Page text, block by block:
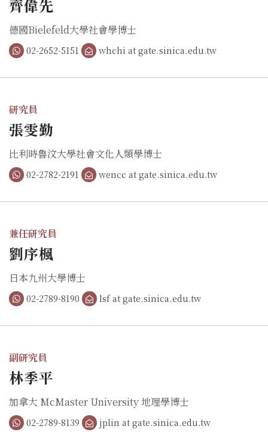
齊偉先
德國Bielefeld大學社會學博士
02-2652-5151 whchi at gate.sinica.edu.tw
研究員
張雯勤
比利時魯汶大學社會文化人類學博士
02-2782-2191 wencc at gate.sinica.edu.tw
兼任研究員
劉序楓
日本九州大學博士
02-2789-8190 lsf at gate.sinica.edu.tw
副研究員
林季平
加拿大 McMaster University 地理學博士
02-2789-8139 jplin at gate.sinica.edu.tw